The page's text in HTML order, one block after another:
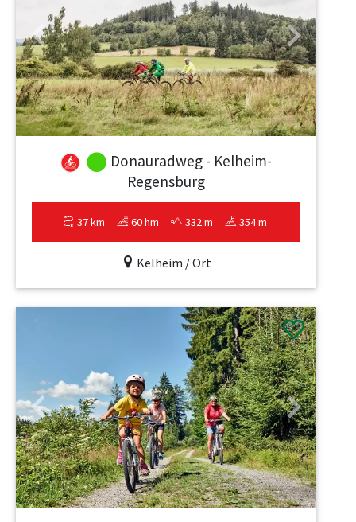
Previous Next
Donauradweg - Kelheim-
Regensburg
37 km 60 hm 332 m 354 m
Kelheim / Ort
Previous Next